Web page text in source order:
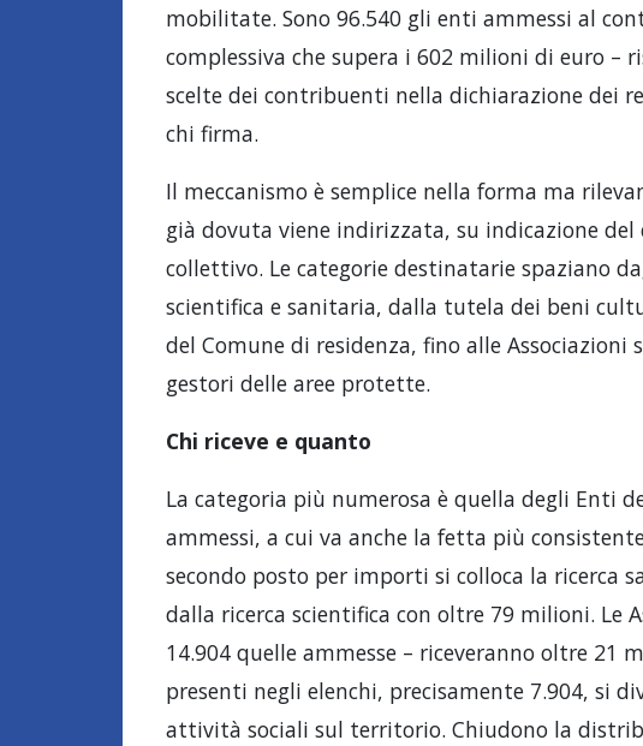
mobilitate. Sono 96.540 gli enti ammessi al
complessiva che supera i 602 milioni di euro –
scelte dei contribuenti nella dichiarazione dei
chi firma.
Il meccanismo è semplice nella forma ma
già dovuta viene indirizzata, su indicazione
collettivo. Le categorie destinatarie spaziano
scientifica e sanitaria, dalla tutela dei beni
del Comune di residenza, fino alle
gestori delle aree protette.
Chi riceve e quanto
La categoria più numerosa è quella degli Enti
ammessi, a cui va anche la fetta più
secondo posto per importi si colloca la ricerca
dalla ricerca scientifica con oltre 79 milioni. Le
14.904 quelle ammesse – riceveranno oltre 21
presenti negli elenchi, precisamente 7.904, si
attività sociali sul territorio. Chiudono la